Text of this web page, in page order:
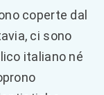
coperte dal
ci sono
italiano né